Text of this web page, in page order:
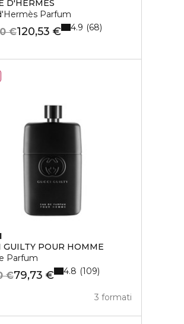
D'HERMÈS
Parfum
120,53 €
€ 4.9 68
GUILTY POUR HOMME
Parfum
79,73 €
€
3 formati
4.8 109